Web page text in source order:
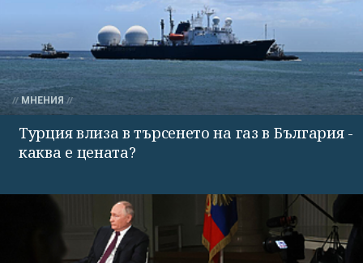
МНЕНИЯ
Турция влиза в търсенето на газ в България -
каква е цената?